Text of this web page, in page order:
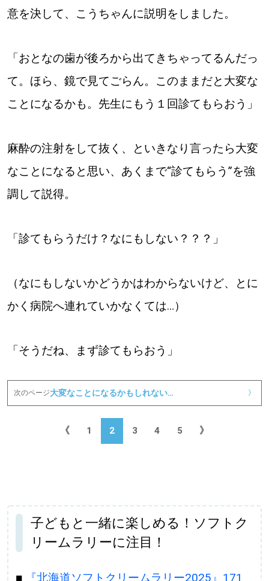
パートナーメディア Sitakkeパートナー
運営会社
プライバシーポリシー
意を決して、こうちゃんに説明をしました。
「おとなの歯が後ろから出てきちゃってるんだっ
て。ほら、鏡で見てごらん。このままだと大変な
ことになるかも。先生にもう１回診てもらおう」
麻酔の注射をして抜く、といきなり言ったら大変
なことになると思い、あくまで“診てもらう”を強
調して説得。
「診てもらうだけ？なにもしない？？？」
（なにもしないかどうかはわからないけど、とに
かく病院へ連れていかなくては…）
「そうだね、まず診てもらおう」
次のページ大変なことになるかもしれない… 》
《 1 2 3 4 5 》
子どもと一緒に楽しめる！ソフトク
リームラリーに注目！
■ 『北海道ソフトクリームラリー2025』171